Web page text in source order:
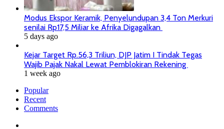
Modus Ekspor Keramik, Penyelundupan 3,4 Ton Merkuri
senilai Rp17,5 Miliar ke Afrika Digagalkan
5 days ago
Kejar Target Rp.56,3 Triliun, DJP Jatim I Tindak Tegas
Wajib Pajak Nakal Lewat Pemblokiran Rekening
1 week ago
Popular
Recent
Comments